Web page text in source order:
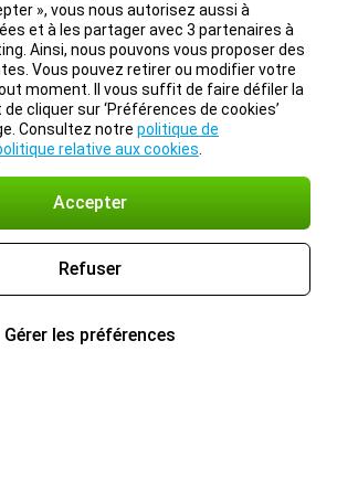
», vous nous autorisez aussi à
et à les partager avec 3 partenaires à
Ainsi, nous pouvons vous proposer des
Vous pouvez retirer ou modifier votre
moment. Il vous suffit de faire défiler la
cliquer sur ‘Préférences de cookies’
Consultez notre politique de
relative aux cookies
Accepter
Refuser
Gérer les préférences